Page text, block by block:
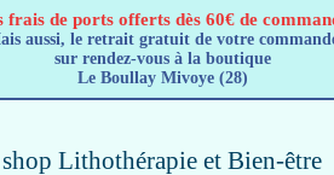
frais de ports offerts dès 60€ de
aussi, le retrait gratuit de votre
sur rendez-vous à la boutique
Le Boullay Mivoye (28)
Lithothérapie et Bien-être